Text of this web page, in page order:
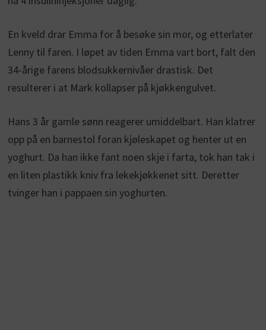
En kveld drar Emma for å besøke sin mor, og etterlater
Lenny til faren. I løpet av tiden Emma vart bort, falt den
34-årige farens blodsukkernivåer drastisk. Det
resulterer i at Mark kollapser på kjøkkengulvet.
Hans 3 år gamle sønn reagerer umiddelbart. Han klatrer
opp på en barnestol foran kjøleskapet og henter ut en
yoghurt. Da han ikke fant noen skje i farta, tok han tak i
en liten plastikk kniv fra lekekjøkkenet sitt. Deretter
tvinger han i pappaen sin yoghurten.